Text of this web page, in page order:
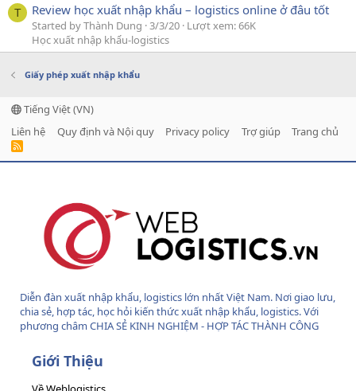
T Review học xuất nhập khẩu – logistics online ở đâu tốt
Started by Thành Dung 3/3/20 Lượt xem: 66K
Học xuất nhập khẩu-logistics
Giấy phép xuất nhập khẩu
Tiếng Việt (VN)
Liên hệ
Quy định và Nội quy Privacy policy Trợ giúp Trang chủ
R
Diễn đàn xuất nhập khẩu, logistics lớn nhất Việt Nam. Nơi giao lưu,
chia sẻ, hợp tác, học hỏi kiến thức xuất nhập khẩu, logistics. Với
phương châm CHIA SẺ KINH NGHIỆM - HỢP TÁC THÀNH CÔNG
Giới Thiệu